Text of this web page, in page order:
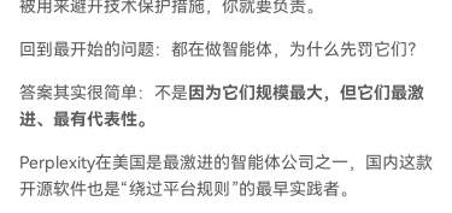
被用来避开技术保护措施，你就要负责。
回到最开始的问题：都在做智能体，为什么先罚它们？
答案其实很简单：不是 因为它们规模最大，但它们最激
进、最有代表性。
Perplexity在美国是最激进的智能体公司之一，国内这款
开源软件也是“绕过平台规则”的最早实践者。